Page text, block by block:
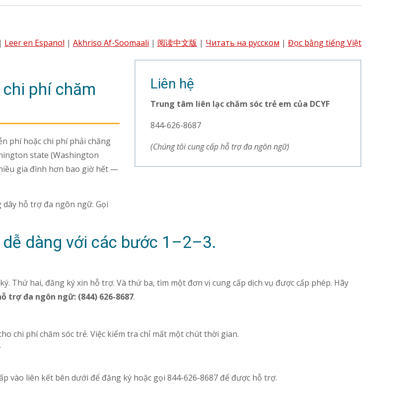
| Leer en Espanol | Akhriso Af-Soomaali | 阅读中文版 | Читать на русском | Đọc bằng tiếng Việt
phí chăm
phí hoặc chi phí phải chăng
state (Washington
gia đình hơn bao giờ hết —
hỗ trợ đa ngôn ngữ. Gọi
Liên hệ
Trung tâm liên lạc chăm sóc trẻ em của DCYF
844-626-8687
(Chúng tôi cung cấp hỗ trợ đa ngôn ngữ)
dàng với các bước 1–2–3.
Thứ hai, đăng ký xin hỗ trợ. Và thứ ba, tìm một đơn vị cung cấp dịch vụ được cấp phép. Hãy
trợ đa ngôn ngữ: (844) 626-8687.
chi phí chăm sóc trẻ. Việc kiểm tra chỉ mất một chút thời gian.
.
vào liên kết bên dưới để đăng ký hoặc gọi 844-626-8687 để được hỗ trợ.